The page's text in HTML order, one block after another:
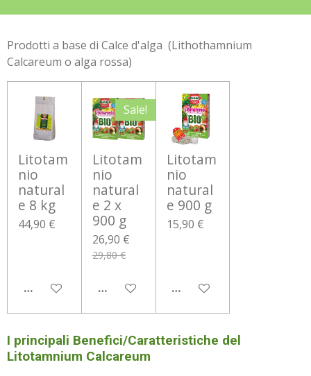
Prodotti a base di Calce d'alga (Lithothamnium
Calcareum o alga rossa)
Litotam
nio
natural
e 8 kg
44,90 €
AGGIUNGI AL CARRELLO
Sale!
Litotam
nio
natural
e 2 x
900 g
26,90 €
29,80 €
AGGIUNGI AL CARRELLO
Litotam
nio
natural
e 900 g
15,90 €
AGGIUNGI AL CARRELLO
I principali Benefici/Caratteristiche del
Litotamnium Calcareum